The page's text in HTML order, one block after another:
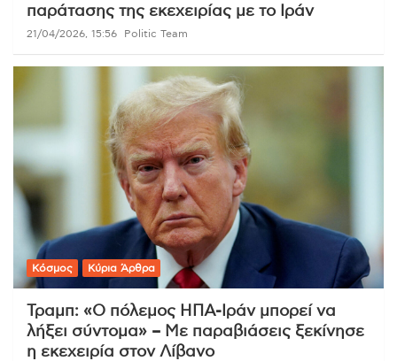
παράτασης της εκεχειρίας με το Ιράν
21/04/2026, 15:56 Politic Team
Κόσμος Κύρια Άρθρα
Τραμπ: «Ο πόλεμος ΗΠΑ-Ιράν μπορεί να
λήξει σύντομα» – Με παραβιάσεις ξεκίνησε
η εκεχειρία στον Λίβανο